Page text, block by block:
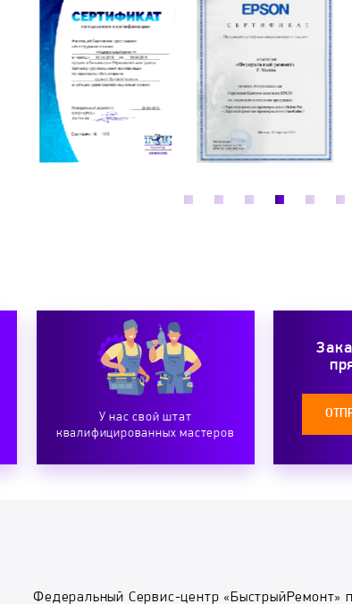
У нас свой штат
квалифицированных мастеров
Федеральный Сервис-центр «БыстрыйРемонт»